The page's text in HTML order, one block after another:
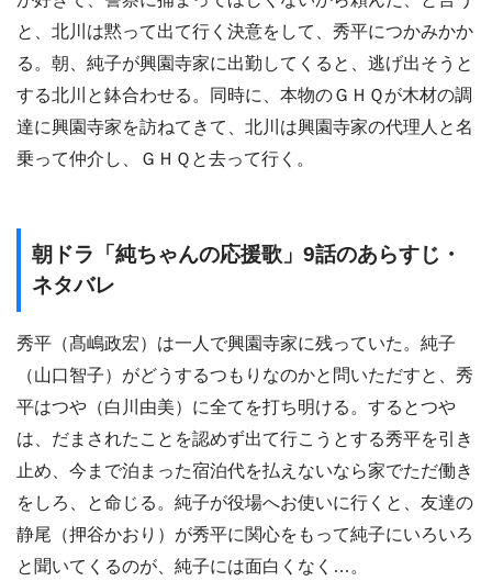
と、北川は黙って出て行く決意をして、秀平につかみかか
る。朝、純子が興園寺家に出勤してくると、逃げ出そうと
する北川と鉢合わせる。同時に、本物のＧＨＱが木材の調
達に興園寺家を訪ねてきて、北川は興園寺家の代理人と名
乗って仲介し、ＧＨＱと去って行く。
朝ドラ「純ちゃんの応援歌」9話のあらすじ・
ネタバレ
秀平（髙嶋政宏）は一人で興園寺家に残っていた。純子
（山口智子）がどうするつもりなのかと問いただすと、秀
平はつや（白川由美）に全てを打ち明ける。するとつや
は、だまされたことを認めず出て行こうとする秀平を引き
止め、今まで泊まった宿泊代を払えないなら家でただ働き
をしろ、と命じる。純子が役場へお使いに行くと、友達の
静尾（押谷かおり）が秀平に関心をもって純子にいろいろ
と聞いてくるのが、純子には面白くなく…。